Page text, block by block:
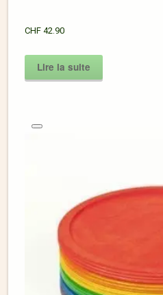
CHF 42.90
Lire la suite